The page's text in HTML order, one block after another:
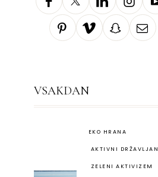
VSAKDAN
EKO HRANA
AKTIVNI DRŽAVLJAN
ZELENI AKTIVIZEM